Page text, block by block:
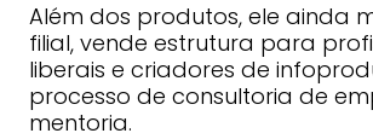
Além dos produtos, ele ainda
filial, vende estrutura para
liberais e criadores de
processo de consultoria de
mentoria.